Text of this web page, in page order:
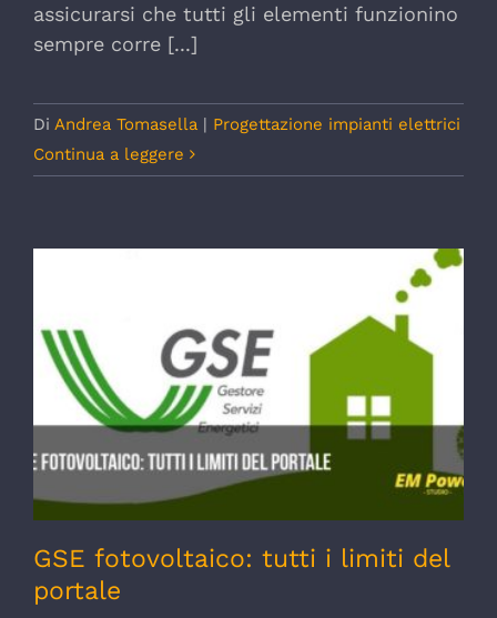
assicurarsi che tutti gli elementi funzionino
sempre corre [...]
Di Andrea Tomasella
Progettazione impianti elettrici
Continua a leggere
GSE fotovoltaico: tutti i limiti del portale
GSE fotovoltaico: tutti i limiti del
portale